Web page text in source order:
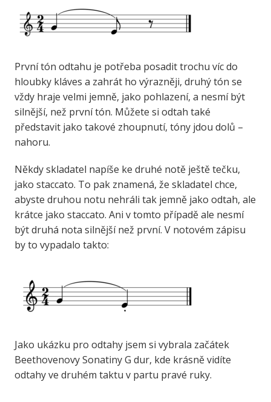
První tón odtahu je potřeba posadit trochu víc do
hloubky kláves a zahrát ho výrazněji, druhý tón se
vždy hraje velmi jemně, jako pohlazení, a nesmí být
silnější, než první tón. Můžete si odtah také
představit jako takové zhoupnutí, tóny jdou dolů –
nahoru.
Někdy skladatel napíše ke druhé notě ještě tečku,
jako staccato. To pak znamená, že skladatel chce,
abyste druhou notu nehráli tak jemně jako odtah, ale
krátce jako staccato. Ani v tomto případě ale nesmí
být druhá nota silnější než první. V notovém zápisu
by to vypadalo takto:
Jako ukázku pro odtahy jsem si vybrala začátek
Beethovenovy Sonatiny G dur, kde krásně vidíte
odtahy ve druhém taktu v partu pravé ruky.